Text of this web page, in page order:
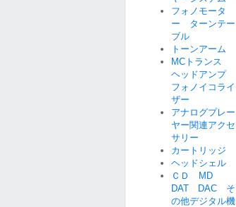
フォノモータ
ー ターンテー
ブル
トーンアーム
MCトランス
ヘッドアンプ
フォノイコライ
ザー
アナログプレー
ヤー関連アクセ
サリー
カートリッジ
ヘッドシェル
ＣＤ MD
DAT DAC そ
の他デジタル機